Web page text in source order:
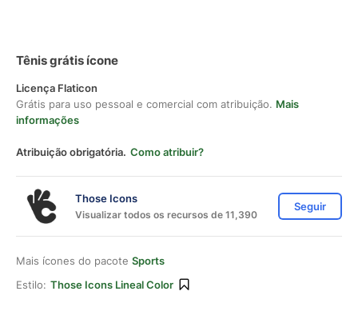
Tênis grátis ícone
Licença Flaticon
Grátis para uso pessoal e comercial com atribuição. Mais
informações
Atribuição obrigatória. Como atribuir?
Those Icons
Visualizar todos os recursos de 11,390
Seguir
Mais ícones do pacote Sports
Estilo: Those Icons Lineal Color